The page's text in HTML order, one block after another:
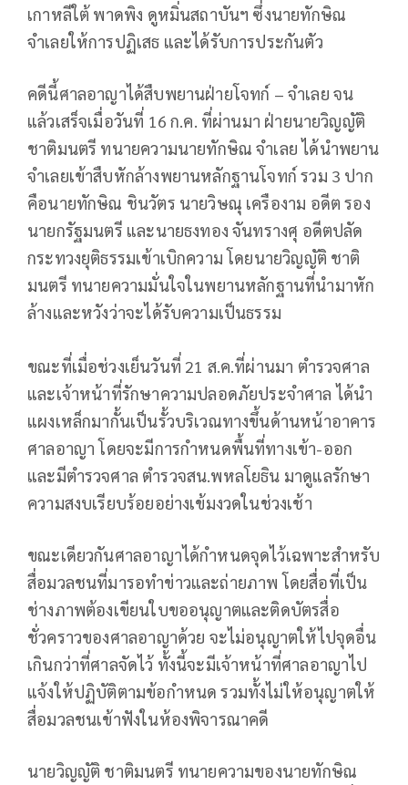
เกาหลีใต้ พาดพิง ดูหมิ่นสถาบันฯ ซึ่งนายทักษิณ
จำเลยให้การปฏิเสธ และได้รับการประกันตัว
คดีนี้ศาลอาญาได้สืบพยานฝ่ายโจทก์ – จำเลย จน
แล้วเสร็จเมื่อวันที่ 16 ก.ค. ที่ผ่านมา ฝ่ายนายวิญญัติ
ชาติมนตรี ทนายความนายทักษิณ จำเลย ได้นำพยาน
จำเลยเข้าสืบหักล้างพยานหลักฐานโจทก์ รวม 3 ปาก
คือนายทักษิณ ชินวัตร นายวิษณุ เครืองาม อดีต รอง
นายกรัฐมนตรี และนายธงทอง จันทรางศุ อดีตปลัด
กระทวงยุติธรรมเข้าเบิกความ โดยนายวิญญัติ ชาติ
มนตรี ทนายความมั่นใจในพยานหลักฐานที่นำมาหัก
ล้างและหวังว่าจะได้รับความเป็นธรรม
ขณะที่เมื่อช่วงเย็นวันที่ 21 ส.ค.ที่ผ่านมา ตำรวจศาล
และเจ้าหน้าที่รักษาความปลอดภัยประจำศาล ได้นำ
แผงเหล็กมากั้นเป็นรั้วบริเวณทางขึ้นด้านหน้าอาคาร
ศาลอาญา โดยจะมีการกำหนดพื้นที่ทางเข้า-ออก
และมีตำรวจศาล ตำรวจสน.พหลโยธิน มาดูแลรักษา
ความสงบเรียบร้อยอย่างเข้มงวดในช่วงเช้า
ขณะเดียวกันศาลอาญาได้กำหนดจุดไว้เฉพาะสำหรับ
สื่อมวลชนที่มารอทำข่าวและถ่ายภาพ โดยสื่อที่เป็น
ช่างภาพต้องเขียนใบขออนุญาตและติดบัตรสื่อ
ชั่วคราวของศาลอาญาด้วย จะไม่อนุญาตให้ไปจุดอื่น
เกินกว่าที่ศาลจัดไว้ ทั้งนี้จะมีเจ้าหน้าที่ศาลอาญาไป
แจ้งให้ปฏิบัติตามข้อกำหนด รวมทั้งไม่ให้อนุญาตให้
สื่อมวลชนเข้าฟังในห้องพิจารณาคดี
นายวิญญัติ ชาติมนตรี ทนายความของนายทักษิณ